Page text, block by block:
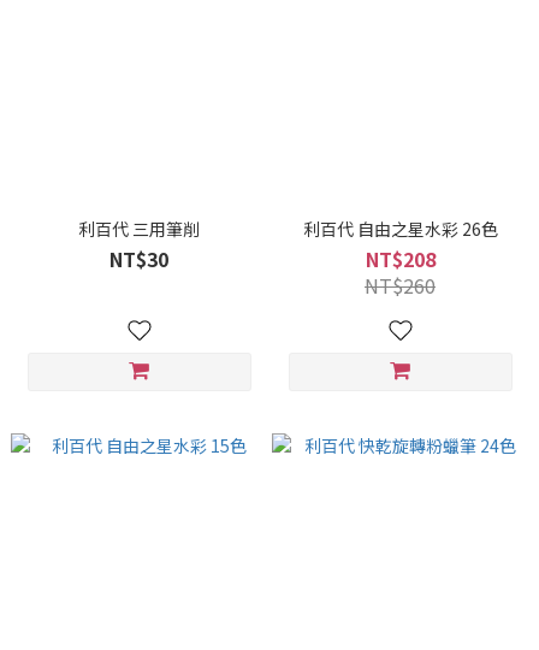
利百代 三用筆削
NT$30
利百代 自由之星水彩 26色
NT$208
NT$260